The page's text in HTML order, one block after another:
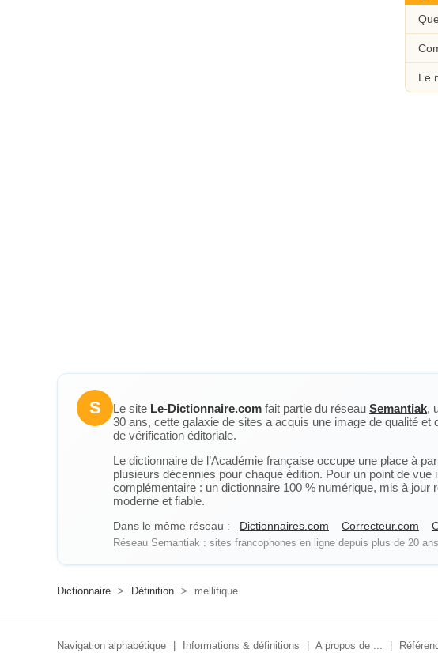
Le
S Le site Le-Dictionnaire.com fait partie du réseau Semantiak,
30 ans, cette galaxie de sites a acquis une image de qualité et
de vérification éditoriale.
Le dictionnaire de l’Académie française occupe une place à
plusieurs décennies pour chaque édition. Pour un point de vue
complémentaire : un dictionnaire 100 % numérique, mis à jour
moderne et fiable.
Dans le même réseau : Dictionnaires.com Correcteur.com
Réseau Semantiak : sites francophones en ligne depuis plus de 20
Dictionnaire > Définition > mellifique
Navigation alphabétique Informations & définitions A propos de ...